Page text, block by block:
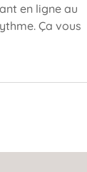
en ligne au
Ça vous